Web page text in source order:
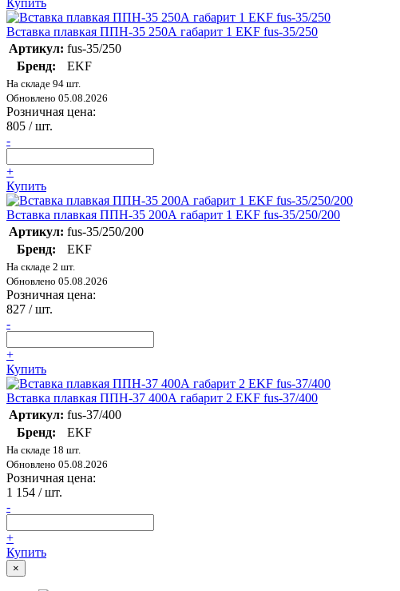
Купить
Вставка плавкая ППН-35 250А габарит 1 EKF fus-35/250
Артикул: fus-35/250
Бренд:
EKF
На складе 94 шт.
Обновлено 05.08.2026
Розничная цена:
805 / шт.
-
+
Купить
Вставка плавкая ППН-35 200А габарит 1 EKF fus-35/250/200
Артикул: fus-35/250/200
Бренд:
EKF
На складе 2 шт.
Обновлено 05.08.2026
Розничная цена:
827 / шт.
-
+
Купить
Вставка плавкая ППН-37 400А габарит 2 EKF fus-37/400
Артикул: fus-37/400
Бренд:
EKF
На складе 18 шт.
Обновлено 05.08.2026
Розничная цена:
1 154 / шт.
-
+
Купить
×